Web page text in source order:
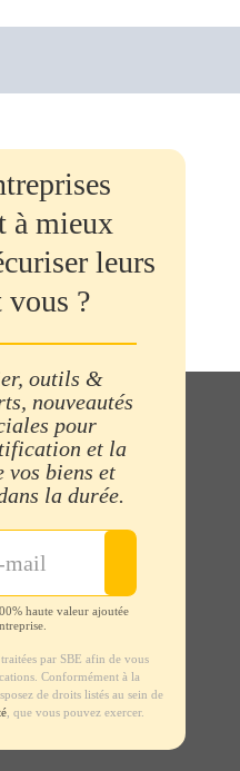
à mieux
leurs
vous ?
outils &
nouveautés
pour
et la
vos biens et
la durée.
haute valeur ajoutée
par SBE afin de vous
Conformément à la
de droits listés au sein de
, que vous pouvez exercer.